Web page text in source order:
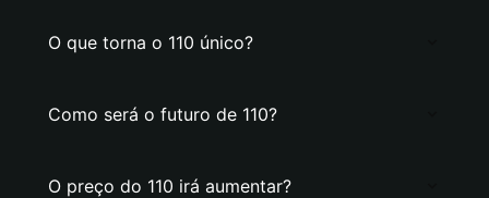
O que torna o 110 único?
Como será o futuro de 110?
O preço do 110 irá aumentar?